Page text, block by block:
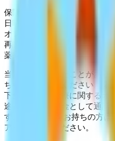
保険診療
日時指定予約
オンライン診療
再診専用
薬局選択可
当院を受診されたことがあり
ちらからご予約ください。
下免疫療法の治療に関するオ
途、保険外負担金として通話
す。 ※医療証をお持ちの方は
アップロードください。